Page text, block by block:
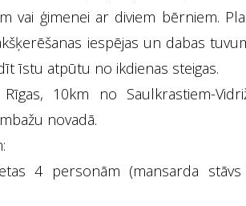
vai ģimenei ar diviem bērniem.
iespējas un dabas
īstu atpūtu no ikdienas steigas.
10km no Saulkrastiem-
novadā.
4 personām (mansarda